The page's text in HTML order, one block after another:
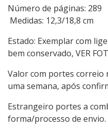
Número de
Medidas: 12,3/18,8 cm
Estado: Exemplar com
bem conservado, VER
Valor com portes correio
uma semana, após
Estrangeiro portes a
forma/processo de envio.